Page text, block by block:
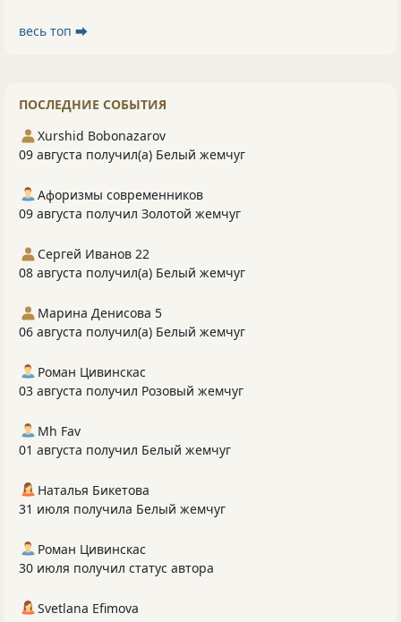
весь топ ⮕
ПОСЛЕДНИЕ СОБЫТИЯ
Xurshid Bobonazarov
09 августа получил(а) Белый жемчуг
Афоризмы современников
09 августа получил Золотой жемчуг
Сергей Иванов 22
08 августа получил(а) Белый жемчуг
Марина Денисова 5
06 августа получил(а) Белый жемчуг
Роман Цивинскас
03 августа получил Розовый жемчуг
Mh Fav
01 августа получил Белый жемчуг
Наталья Бикетова
31 июля получила Белый жемчуг
Роман Цивинскас
30 июля получил статус автора
Svetlana Efimova